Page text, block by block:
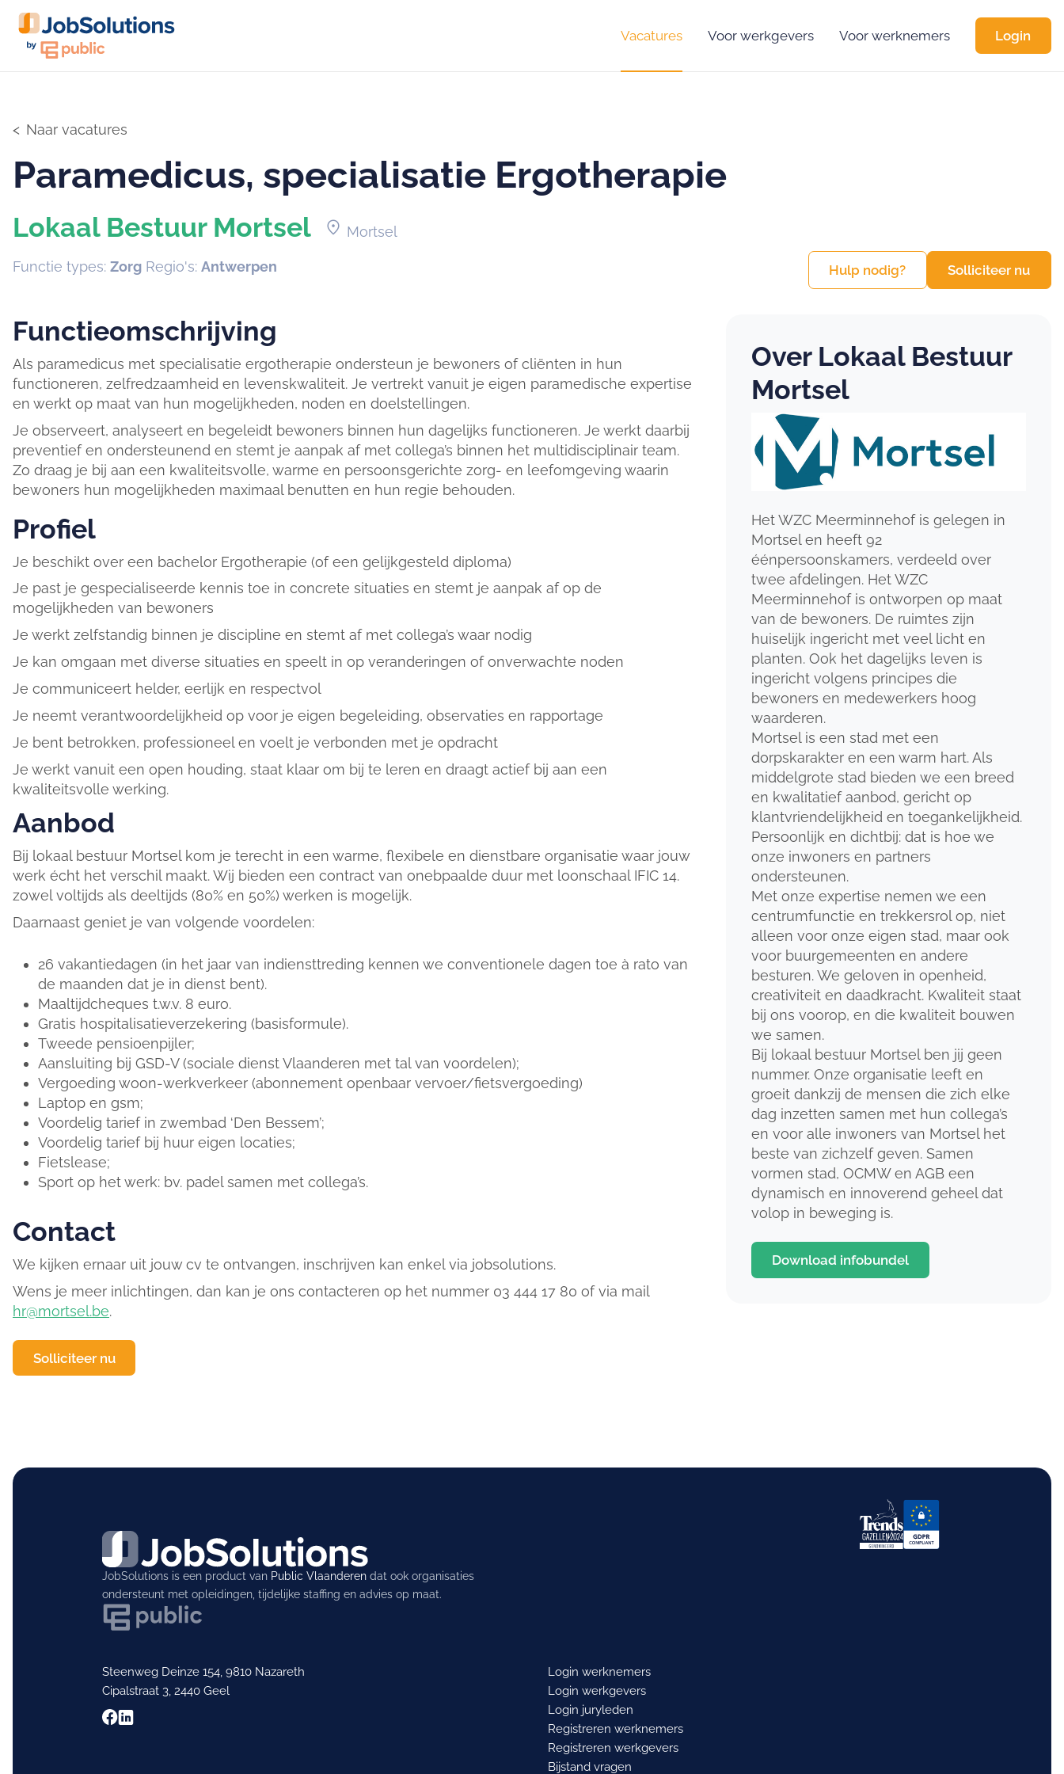
Vacatures Voor werkgevers Voor werknemers Login
Naar vacatures
Paramedicus, specialisatie Ergotherapie
Lokaal Bestuur Mortsel location_on Mortsel
Functie types: Zorg Regio's: Antwerpen Hulp nodig? Solliciteer nu
Functieomschrijving
Als paramedicus met specialisatie ergotherapie ondersteun je bewoners of cliënten in hun
functioneren, zelfredzaamheid en levenskwaliteit. Je vertrekt vanuit je eigen paramedische expertise
en werkt op maat van hun mogelijkheden, noden en doelstellingen.
Je observeert, analyseert en begeleidt bewoners binnen hun dagelijks functioneren. Je werkt daarbij
preventief en ondersteunend en stemt je aanpak af met collega’s binnen het multidisciplinair team.
Zo draag je bij aan een kwaliteitsvolle, warme en persoonsgerichte zorg- en leefomgeving waarin
bewoners hun mogelijkheden maximaal benutten en hun regie behouden.
Profiel
Je beschikt over een bachelor Ergotherapie (of een gelijkgesteld diploma)
Je past je gespecialiseerde kennis toe in concrete situaties en stemt je aanpak af op de
mogelijkheden van bewoners
Je werkt zelfstandig binnen je discipline en stemt af met collega’s waar nodig
Je kan omgaan met diverse situaties en speelt in op veranderingen of onverwachte noden
Je communiceert helder, eerlijk en respectvol
Je neemt verantwoordelijkheid op voor je eigen begeleiding, observaties en rapportage
Je bent betrokken, professioneel en voelt je verbonden met je opdracht
Je werkt vanuit een open houding, staat klaar om bij te leren en draagt actief bij aan een
kwaliteitsvolle werking.
Aanbod
Bij lokaal bestuur Mortsel kom je terecht in een warme, flexibele en dienstbare organisatie waar jouw
werk écht het verschil maakt. Wij bieden een contract van onebpaalde duur met loonschaal IFIC 14.
zowel voltijds als deeltijds (80% en 50%) werken is mogelijk.
Daarnaast geniet je van volgende voordelen:
26 vakantiedagen (in het jaar van indiensttreding kennen we conventionele dagen toe à rato van
de maanden dat je in dienst bent).
Maaltijdcheques t.w.v. 8 euro.
Gratis hospitalisatieverzekering (basisformule).
Tweede pensioenpijler;
Aansluiting bij GSD-V (sociale dienst Vlaanderen met tal van voordelen);
Vergoeding woon-werkverkeer (abonnement openbaar vervoer/fietsvergoeding)
Laptop en gsm;
Voordelig tarief in zwembad ‘Den Bessem’;
Voordelig tarief bij huur eigen locaties;
Fietslease;
Sport op het werk: bv. padel samen met collega’s.
Contact
We kijken ernaar uit jouw cv te ontvangen, inschrijven kan enkel via jobsolutions.
Wens je meer inlichtingen, dan kan je ons contacteren op het nummer 03 444 17 80 of via mail
hr@mortsel.be.
Solliciteer nu
Over Lokaal Bestuur
Mortsel
Het WZC Meerminnehof is gelegen in
Mortsel en heeft 92
éénpersoonskamers, verdeeld over
twee afdelingen. Het WZC
Meerminnehof is ontworpen op maat
van de bewoners. De ruimtes zijn
huiselijk ingericht met veel licht en
planten. Ook het dagelijks leven is
ingericht volgens principes die
bewoners en medewerkers hoog
waarderen.
Mortsel is een stad met een
dorpskarakter en een warm hart. Als
middelgrote stad bieden we een breed
en kwalitatief aanbod, gericht op
klantvriendelijkheid en toegankelijkheid.
Persoonlijk en dichtbij: dat is hoe we
onze inwoners en partners
ondersteunen.
Met onze expertise nemen we een
centrumfunctie en trekkersrol op, niet
alleen voor onze eigen stad, maar ook
voor buurgemeenten en andere
besturen. We geloven in openheid,
creativiteit en daadkracht. Kwaliteit staat
bij ons voorop, en die kwaliteit bouwen
we samen.
Bij lokaal bestuur Mortsel ben jij geen
nummer. Onze organisatie leeft en
groeit dankzij de mensen die zich elke
dag inzetten samen met hun collega’s
en voor alle inwoners van Mortsel het
beste van zichzelf geven. Samen
vormen stad, OCMW en AGB een
dynamisch en innoverend geheel dat
volop in beweging is.
Download infobundel
JobSolutions is een product van Public Vlaanderendat ook organisaties
ondersteunt met opleidingen, tijdelijke staffing en advies op maat.
Steenweg Deinze 154, 9810 Nazareth
Cipalstraat 3, 2440 Geel
Login werknemers
Login werkgevers
Login juryleden
Registreren werknemers
Registreren werkgevers
Bijstand vragen